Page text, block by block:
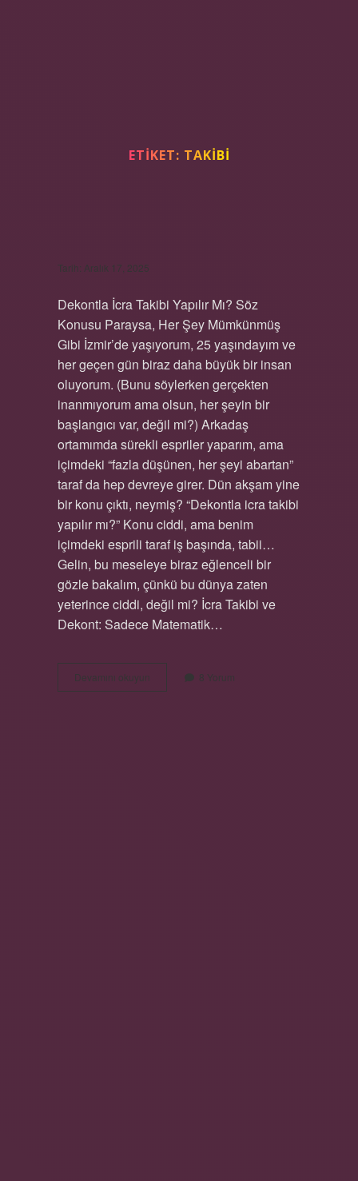
ETIKET: TAKIBI
Tarih: Aralık 17, 2025
Dekontla İcra Takibi Yapılır Mı? Söz
Konusu Paraysa, Her Şey Mümkünmüş
Gibi İzmir’de yaşıyorum, 25 yaşındayım ve
her geçen gün biraz daha büyük bir insan
oluyorum. (Bunu söylerken gerçekten
inanmıyorum ama olsun, her şeyin bir
başlangıcı var, değil mi?) Arkadaş
ortamımda sürekli espriler yaparım, ama
içimdeki “fazla düşünen, her şeyi abartan”
taraf da hep devreye girer. Dün akşam yine
bir konu çıktı, neymiş? “Dekontla icra takibi
yapılır mı?” Konu ciddi, ama benim
içimdeki esprili taraf iş başında, tabii…
Gelin, bu meseleye biraz eğlenceli bir
gözle bakalım, çünkü bu dünya zaten
yeterince ciddi, değil mi? İcra Takibi ve
Dekont: Sadece Matematik…
Devamını okuyunDekontla
icra
8 Yorum